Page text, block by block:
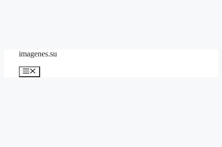
imagenes.su
Menu